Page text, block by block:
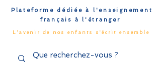
Plateforme dédiée à l'enseignement
français à l'étranger
L'avenir de nos enfants s'écrit ensemble